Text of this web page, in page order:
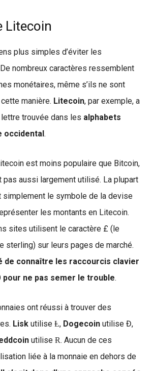
Litecoin
plus simples d’éviter les
nombreux caractères ressemblent
monétaires, même s’ils ne sont
manière. Litecoin, par exemple, a
trouvée dans les alphabets
occidental.
est moins populaire que Bitcoin,
pas aussi largement utilisé. La plupart
le symbole de la devise
les montants en Litecoin.
sites utilisent le caractère £ (le
sterling) sur leurs pages de marché.
de connaître les raccourcis clavier
pour ne pas semer le trouble.
ont réussi à trouver des
Lisk utilise Ⱡ, Dogecoin utilise Đ,
utilise Ɍ. Aucun de ces
liée à la monnaie en dehors de